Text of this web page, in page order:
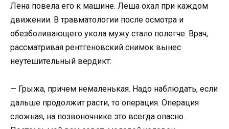
Лена повела его к машине. Леша охал при каждом
движении. В травматологии после осмотра и
обезболивающего укола мужу стало полегче. Врач,
рассматривая рентгеновский снимок вынес
неутешительный вердикт:
— Грыжа, причем немаленькая. Надо наблюдать, если
дальше продолжит расти, то операция. Операция
сложная, на позвоночнике это всегда опасно.